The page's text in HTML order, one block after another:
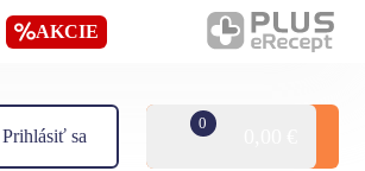
AKCIE
Prihlásiť sa
0